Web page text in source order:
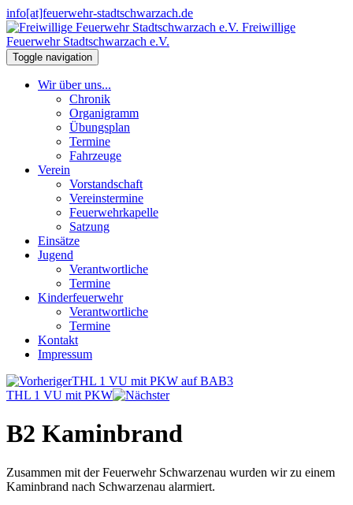
info[at]feuerwehr-stadtschwarzach.de
Freiwillige
Feuerwehr Stadtschwarzach e.V.
Toggle navigation
Wir über uns...
Chronik
Organigramm
Übungsplan
Termine
Fahrzeuge
Verein
Vorstandschaft
Vereinstermine
Feuerwehrkapelle
Satzung
Einsätze
Jugend
Verantwortliche
Termine
Kinderfeuerwehr
Verantwortliche
Termine
Kontakt
Impressum
THL 1 VU mit PKW auf BAB3
THL 1 VU mit PKW
B2 Kaminbrand
Zusammen mit der Feuerwehr Schwarzenau wurden wir zu einem
Kaminbrand nach Schwarzenau alarmiert.